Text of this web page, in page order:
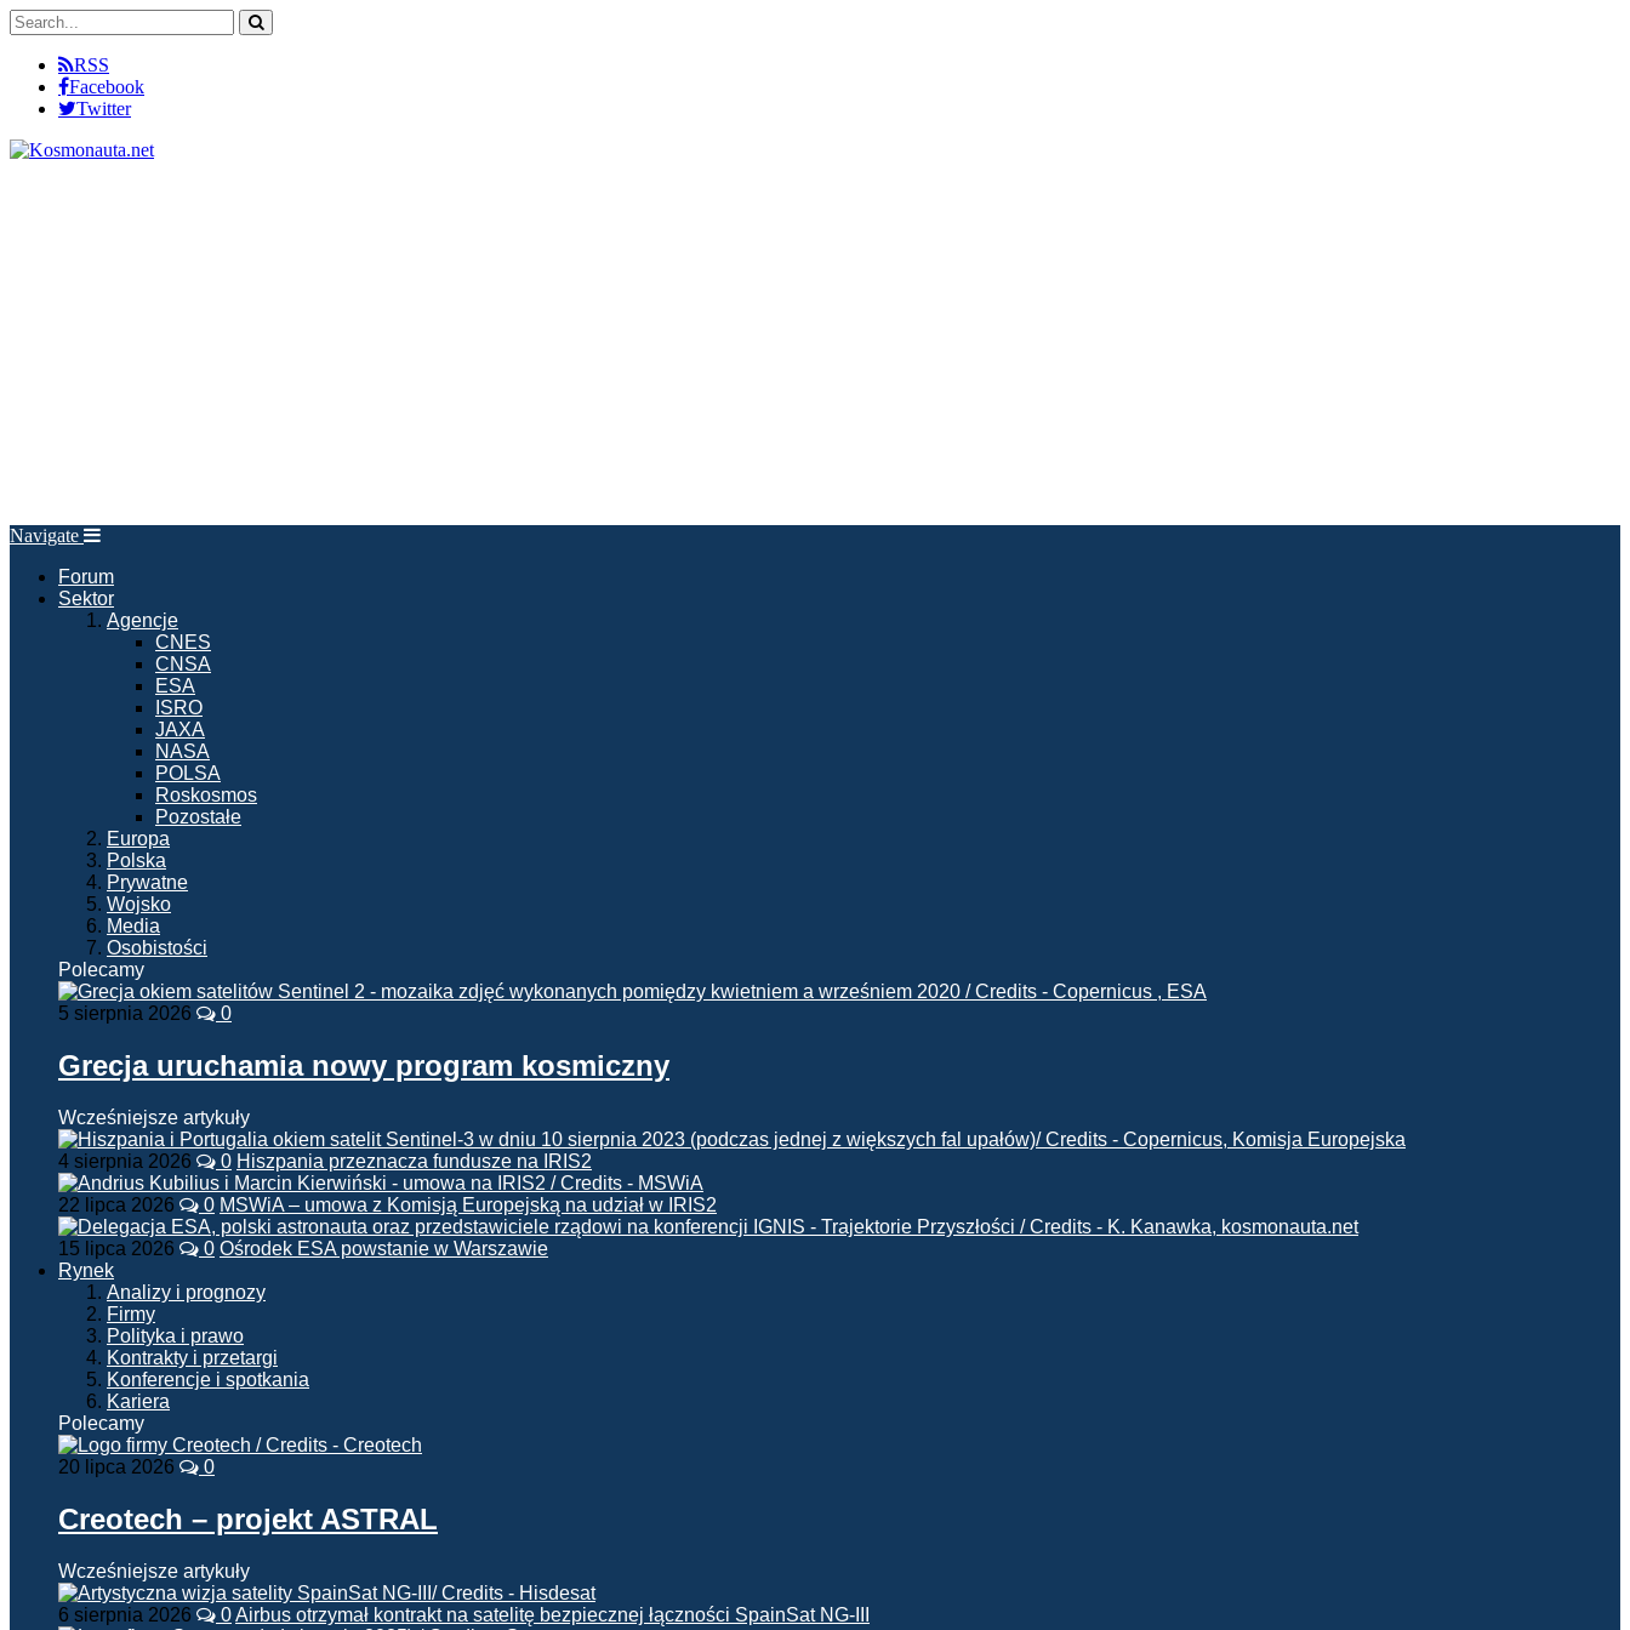
RSS
Facebook
Twitter
Navigate
Forum
Sektor
Agencje
CNES
CNSA
ESA
ISRO
JAXA
NASA
POLSA
Roskosmos
Pozostałe
Europa
Polska
Prywatne
Wojsko
Media
Osobistości
Polecamy
5 sierpnia 2026 0
Grecja uruchamia nowy program kosmiczny
Wcześniejsze artykuły
4 sierpnia 2026 0 Hiszpania przeznacza fundusze na IRIS2
22 lipca 2026 0 MSWiA – umowa z Komisją Europejską na udział w IRIS2
15 lipca 2026 0 Ośrodek ESA powstanie w Warszawie
Rynek
Analizy i prognozy
Firmy
Polityka i prawo
Kontrakty i przetargi
Konferencje i spotkania
Kariera
Polecamy
20 lipca 2026 0
Creotech – projekt ASTRAL
Wcześniejsze artykuły
6 sierpnia 2026 0Airbus otrzymał kontrakt na satelitę bezpiecznej łączności SpainSat NG-III